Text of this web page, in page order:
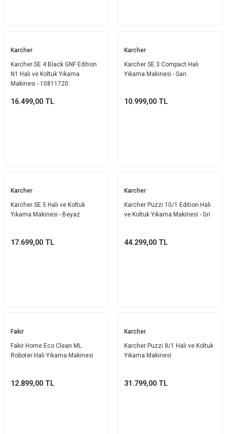
Karcher
Karcher SE 4 Black GNF Edition
N1 Halı ve Koltuk Yıkama
Makinesi - 10811720
16.499,00 TL
Karcher
Karcher SE 3 Compact Halı
Yıkama Makinesi - Sarı
10.999,00 TL
Karcher
Karcher SE 5 Halı ve Koltuk
Yıkama Makinesi - Beyaz
17.699,00 TL
Karcher
Karcher Puzzi 10/1 Edition Halı
ve Koltuk Yıkama Makinesi - Gri
44.299,00 TL
Fakir
Fakir Home Eco Clean ML
Roboter Halı Yıkama Makinesi
12.899,00 TL
Karcher
Karcher Puzzi 8/1 Halı ve Koltuk
Yıkama Makinesi
31.799,00 TL